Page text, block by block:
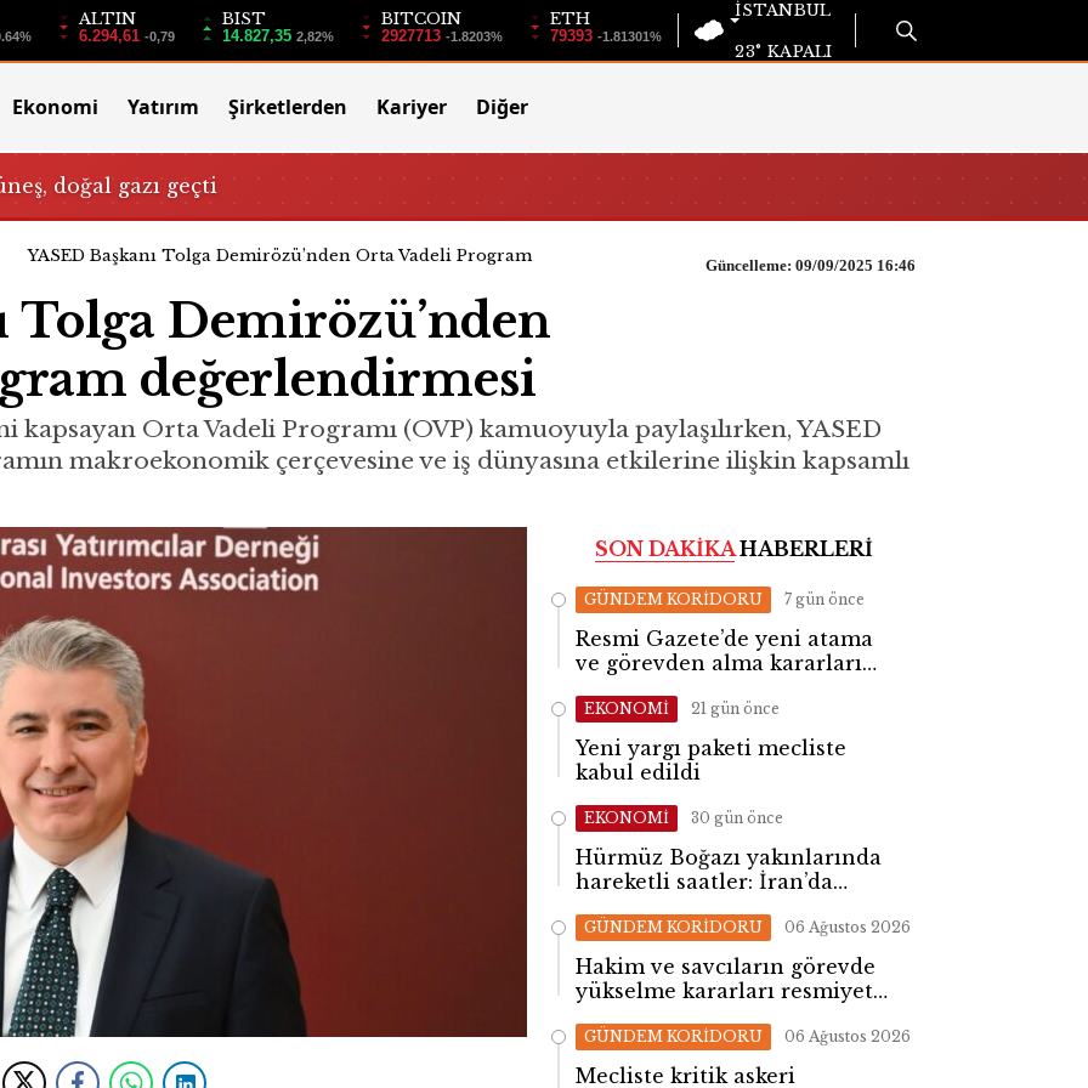
ALTIN
6.294,61 -0,79
BIST
14.827,35 2,82%
BITCOIN
2927713 -1.8203%
ETH
79393 -1.81301%
İSTANBUL
23° KAPALI
Ekonomi Yatırım Şirketlerden Kariyer Diğer
doğal gazı geçti
YASED Başkanı Tolga Demirözü’nden Orta Vadeli Program Güncelleme: 09/09/2025 16:46
Tolga Demirözü’nden
değerlendirmesi
kapsayan Orta Vadeli Programı (OVP) kamuoyuyla paylaşılırken, YASED
makroekonomik çerçevesine ve iş dünyasına etkilerine ilişkin kapsamlı
SON DAKİKAHABERLERİ
GÜNDEM KORİDORU 7 gün önce
Resmi Gazete’de yeni atama
ve görevden alma kararları
EKONOMİ 21 gün önce
Yeni yargı paketi mecliste
kabul edildi
EKONOMİ 30 gün önce
Hürmüz Boğazı yakınlarında
hareketli saatler: İran’da
GÜNDEM KORİDORU 06 Ağustos 2026
Hakim ve savcıların görevde
yükselme kararları resmiyet
GÜNDEM KORİDORU 06 Ağustos 2026
Mecliste kritik askeri